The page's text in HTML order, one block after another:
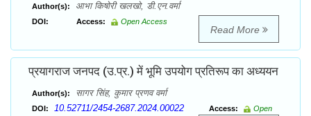
Author(s): आभा किषोरी खलखो, डी.एन.वर्मा
DOI: Access: Open Access
Read More
प्रयागराज जनपद (उ.प्र.) में भूमि उपयोग प्रतिरूप का अध्ययन
Author(s): सागर सिंह, कुमार प्रणव वर्मा
DOI: 10.52711/2454-2687.2024.00022 Access:
Open